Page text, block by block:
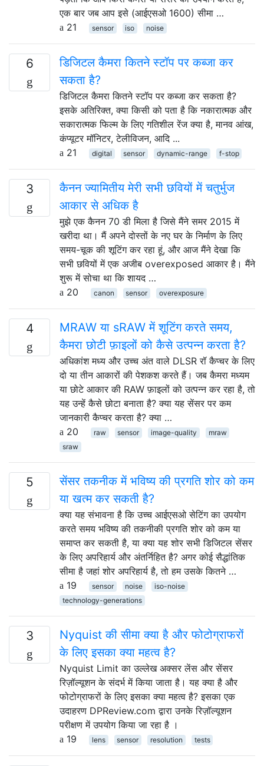
एक बार जब आप इसे (आईएसओ 1600) सीमा …
21
sensor iso noise
6
डिजिटल कैमरा कितने स्टॉप पर कब्जा कर
सकता है?
डिजिटल कैमरा कितने स्टॉप पर कब्जा कर सकता है?
इसके अतिरिक्त, क्या किसी को पता है कि नकारात्मक और
सकारात्मक फिल्म के लिए गतिशील रेंज क्या है, मानव आंख,
कंप्यूटर मॉनिटर, टेलीविजन, आदि ...
21
digital sensor dynamic-range f-stop
3
कैनन ज्यामितीय मेरी सभी छवियों में चतुर्भुज
आकार से अधिक है
मुझे एक कैनन 70 डी मिला है जिसे मैंने समर 2015 में
खरीदा था। मैं अपने दोस्तों के नए घर के निर्माण के लिए
समय-चूक की शूटिंग कर रहा हूं, और आज मैंने देखा कि
सभी छवियों में एक अजीब overexposed आकार है। मैंने
शुरू में सोचा था कि शायद …
20
canon sensor overexposure
4
MRAW या sRAW में शूटिंग करते समय,
कैमरा छोटी फ़ाइलों को कैसे उत्पन्न करता है?
अधिकांश मध्य और उच्च अंत वाले DLSR रॉ कैप्चर के लिए
दो या तीन आकारों की पेशकश करते हैं। जब कैमरा मध्यम
या छोटे आकार की RAW फ़ाइलों को उत्पन्न कर रहा है, तो
यह उन्हें कैसे छोटा बनाता है? क्या यह सेंसर पर कम
जानकारी कैप्चर करता है? क्या …
20
raw sensor image-quality
mraw
sraw
5
सेंसर तकनीक में भविष्य की प्रगति शोर को कम
या खत्म कर सकती है?
क्या यह संभावना है कि उच्च आईएसओ सेटिंग का उपयोग
करते समय भविष्य की तकनीकी प्रगति शोर को कम या
समाप्त कर सकती है, या क्या यह शोर सभी डिजिटल सेंसर
के लिए अपरिहार्य और अंतर्निहित है? अगर कोई सैद्धांतिक
सीमा है जहां शोर अपरिहार्य है, तो हम उसके कितने …
19
sensor noise
iso-noise
technology-generations
3
Nyquist की सीमा क्या है और फोटोग्राफरों
के लिए इसका क्या महत्व है?
Nyquist Limit का उल्लेख अक्सर लेंस और सेंसर
रिज़ॉल्यूशन के संदर्भ में किया जाता है। यह क्या है और
फोटोग्राफरों के लिए इसका क्या महत्व है? इसका एक
उदाहरण DPReview.com द्वारा उनके रिज़ॉल्यूशन
परीक्षण में उपयोग किया जा रहा है ।
19
lens sensor resolution tests